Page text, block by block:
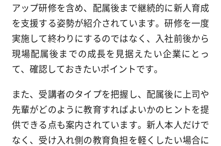
アップ研修を含め、配属後まで継続的に新人育成
を支援する姿勢が紹介されています。研修を一度
実施して終わりにするのではなく、入社前後から
現場配属後までの成長を見据えたい企業にとっ
て、確認しておきたいポイントです。
また、受講者のタイプを把握し、配属後に上司や
先輩がどのように教育すればよいかのヒントを提
供できる点も案内されています。新人本人だけで
なく、受け入れ側の教育負担を軽くしたい場合に